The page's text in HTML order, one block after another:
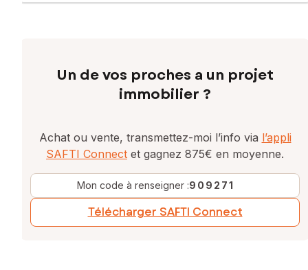
Un de vos proches a un projet
immobilier ?
Achat ou vente, transmettez-moi l’info via l’appli
SAFTI Connect et gagnez 875€ en moyenne.
Mon code à renseigner :909271
Télécharger SAFTI Connect